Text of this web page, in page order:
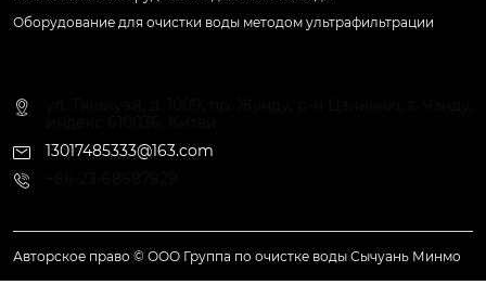
Оборудование для очистки воды методом ультрафильтрации
13017485333@163.com
Авторское право © ООО Группа по очистке воды Сычуань Минмо